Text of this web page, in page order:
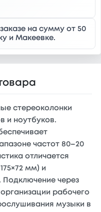
на сумму от 50
и Макеевке.
стереоколонки
и ноутбуков.
частот 80–20
отличается
мм) и
через
рабочего
музыки в